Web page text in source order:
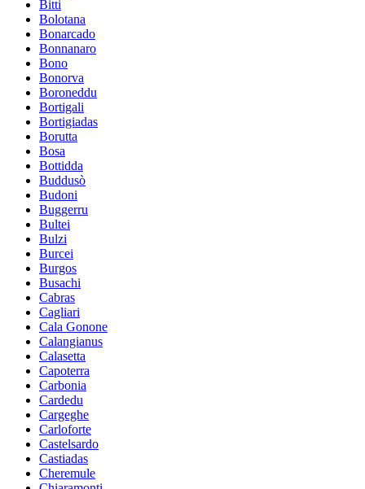
Bitti
Bolotana
Bonarcado
Bonnanaro
Bono
Bonorva
Boroneddu
Bortigali
Bortigiadas
Borutta
Bosa
Bottidda
Buddusò
Budoni
Buggerru
Bultei
Bulzi
Burcei
Burgos
Busachi
Cabras
Cagliari
Cala Gonone
Calangianus
Calasetta
Capoterra
Carbonia
Cardedu
Cargeghe
Carloforte
Castelsardo
Castiadas
Cheremule